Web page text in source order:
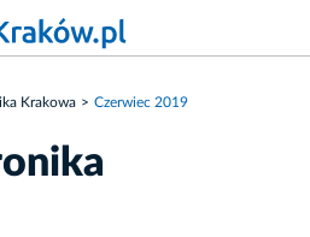
Krakowa Czerwiec 2019